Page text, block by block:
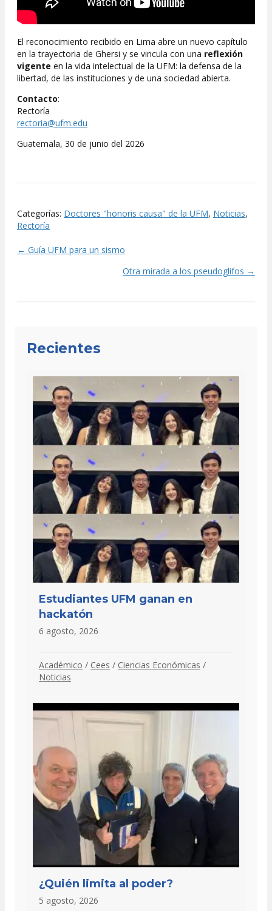
El reconocimiento recibido en Lima abre un nuevo capítulo
en la trayectoria de Ghersi y se vincula con una reflexión
vigente en la vida intelectual de la UFM: la defensa de la
libertad, de las instituciones y de una sociedad abierta.
Contacto:
Rectoría
rectoria@ufm.edu
Guatemala, 30 de junio del 2026
Categorías: Doctores "honoris causa" de la UFM, Noticias,
Rectoría
Posts
← Guía UFM para un sismo
Otra mirada a los pseudoglifos →
Recientes
Estudiantes UFM ganan en
hackatón
6 agosto, 2026
Académico / Cees / Ciencias Económicas /
Noticias
¿Quién limita al poder?
5 agosto, 2026